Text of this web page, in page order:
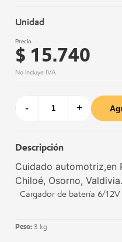
Unidad
Precio
$ 15.740
No incluye IVA
- +
Descripción
Cuidado automotriz,en
Chiloé, Osorno, Valdivia.
Cargador de batería 6/
Peso: 3 kg